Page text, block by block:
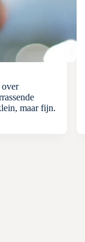
over
maar fijn.